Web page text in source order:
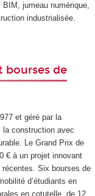
jumeau numérique,
industrialisée.
bourses de
et géré par la
la construction avec
Le Grand Prix de
€ à un projet innovant
Six bourses de
d’étudiants en
en cotutelle, de 12